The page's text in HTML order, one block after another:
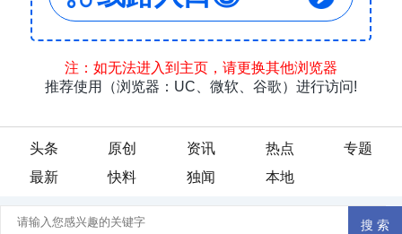
头条 原创 资讯 热点
专题
最新
快料 独闻 本地